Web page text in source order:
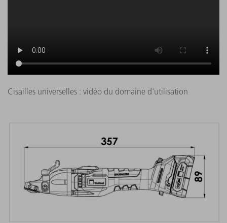
Cisailles universelles : vidéo du domaine d'utilisation